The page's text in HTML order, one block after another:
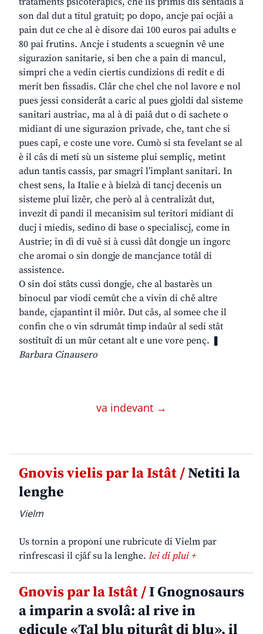
son dal dut a titul gratuit; po dopo, ancje pai ocjâi a
pain dut ce che al è disore dai 100 euros pai adults e
80 pai frutins. Ancje i students a scuegnin vê une
sigurazion sanitarie, si ben che a pain di mancul,
simpri che a vedin ciertis cundizions di redit e di
merit ben fissadis. Clâr che chel che nol lavore e nol
pues jessi considerât a caric al pues gjoldi dal sisteme
sanitari austriac, ma al à di paiâ dut o di sachete o
midiant di une sigurazion privade, che, tant che si
pues capî, e coste une vore. Cumò si sta fevelant se al
è il câs di meti sù un sisteme plui sempliç, metint
adun tantis cassis, par smagrî l’implant sanitari. In
chest sens, la Italie e à bielzà di tancj decenis un
sisteme plui lizêr, che però al à centralizât dut,
invezit di pandi il mecanisim sul teritori midiant di
ducj i miedis, sedino di base o specialiscj, come in
Austrie; in dì di vuê si à cussì dât dongje un ingorc
che aromai o sin dongje de mancjance totâl di
assistence.
O sin doi stâts cussì dongje, che al bastarès un
binocul par viodi cemût che a vivin di chê altre
bande, cjapantint il miôr. Dut câs, al somee che il
confin che o vin sdrumât timp indaûr al sedi stât
sostituît di un mûr cetant alt e une vore penç. ❚
Barbara Cinausero
va indevant →
Gnovis vielis par la Istât /Netiti la
lenghe
Vielm
Us tornin a proponi une rubricute di Vielm par
rinfrescasi il cjâf su la lenghe. lei di plui +
Gnovis par la Istât /I Gnognosaurs
a imparin a svolâ: al rive in
edicule «Tal blu piturât di blu», il